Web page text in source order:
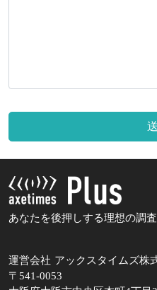
あなたを後押しする理想の調
運営会社 アックスタイムズ株
〒541-0053